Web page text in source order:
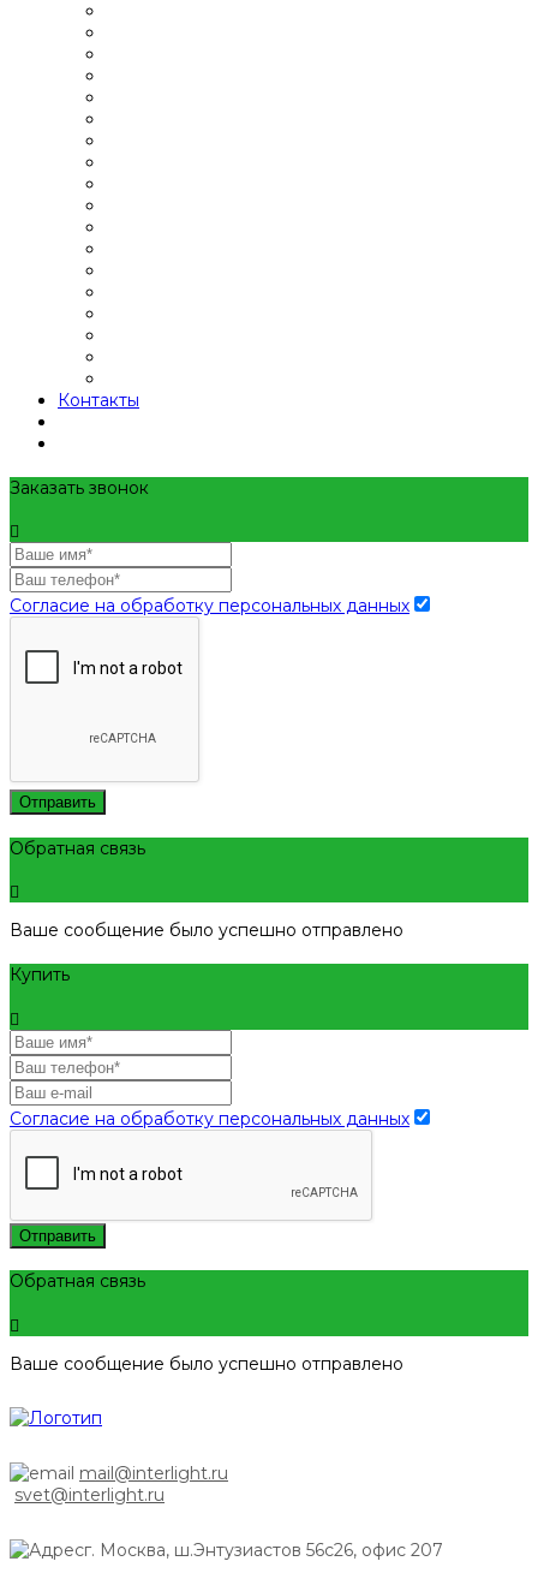
Контакты
Заказать звонок
Согласие на обработку персональных данных
Отправить
Обратная связь
Ваше сообщение было успешно отправлено
Купить
Согласие на обработку персональных данных
Отправить
Обратная связь
Ваше сообщение было успешно отправлено
mail@interlight.ru
svet@interlight.ru
г. Москва, ш.Энтузиастов 56с26, офис 207